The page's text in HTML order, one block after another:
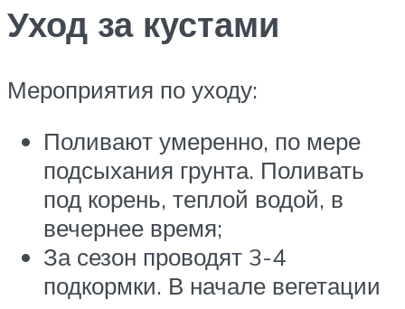
Уход за кустами
Мероприятия по уходу:
Поливают умеренно, по мере
подсыхания грунта. Поливать
под корень, теплой водой, в
вечернее время;
За сезон проводят 3-4
подкормки. В начале вегетации